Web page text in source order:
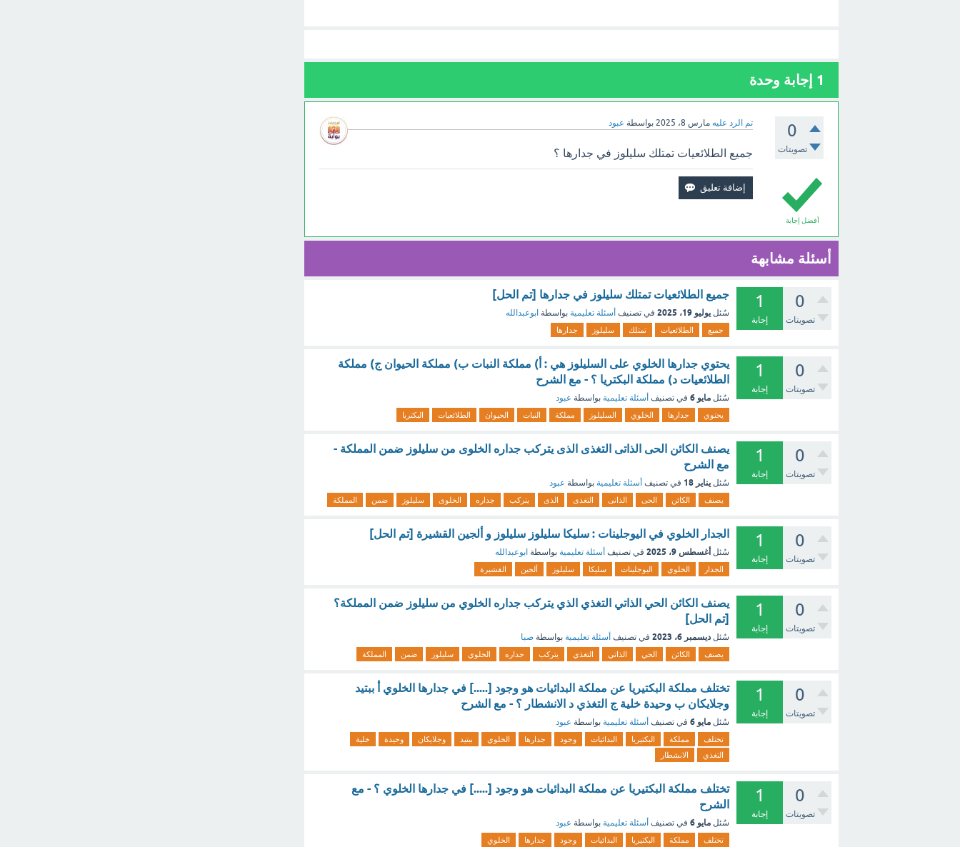
1 إجابة وحدة
0
تصويتات
تم الرد عليه مارس 8، 2025 بواسطة عبود
أفضل إجابة
جميع الطلائعيات تمتلك سليلوز في جدارها ؟
أسئلة مشابهة
0
تصويتات
1
إجابة
جميع الطلائعيات تمتلك سليلوز في جدارها [تم الحل]
سُئل يوليو 19، 2025 في تصنيف أسئلة تعليمية بواسطة ابوعبدالله
جميع الطلائعيات تمتلك سليلوز جدارها
0
تصويتات
1
إجابة
يحتوي جدارها الخلوي على السليلوز هي : أ) مملكة النبات ب) مملكة الحيوان ج) مملكة
الطلائعيات د) مملكة البكتريا ؟ - مع الشرح
سُئل مايو 6 في تصنيف أسئلة تعليمية بواسطة عبود
يحتوي جدارها الخلوي السليلوز مملكة النبات الحيوان الطلائعيات البكتريا
0
تصويتات
1
إجابة
يصنف الكائن الحى الذاتى التغذى الذى يتركب جداره الخلوى من سليلوز ضمن المملكة -
مع الشرح
سُئل يناير 18 في تصنيف أسئلة تعليمية بواسطة عبود
يصنف الكائن الحى الذاتى التغذى الذى يتركب جداره الخلوى سليلوز ضمن المملكة
0
تصويتات
1
إجابة
الجدار الخلوي في اليوجلينات : سليكا سليلوز سليلوز و ألجين القشيرة [تم الحل]
سُئل أغسطس 9، 2025 في تصنيف أسئلة تعليمية بواسطة ابوعبدالله
الجدار الخلوي اليوجلينات سليكا سليلوز ألجين القشيرة
0
تصويتات
1
إجابة
يصنف الكائن الحي الذاتي التغذي الذي يتركب جداره الخلوي من سليلوز ضمن المملكة؟
[تم الحل]
سُئل ديسمبر 6، 2023 في تصنيف أسئلة تعليمية بواسطة صبا
يصنف الكائن الحي الذاتي التغذي يتركب جداره الخلوي سليلوز ضمن المملكة
0
تصويتات
1
إجابة
تختلف مملكة البكتيريا عن مملكة البدائيات هو وجود [.....] في جدارها الخلوي أ ببتيد
وجلايكان ب وحيدة خلية ج التغذي د الانشطار ؟ - مع الشرح
سُئل مايو 6 في تصنيف أسئلة تعليمية بواسطة عبود
تختلف مملكة البكتيريا البدائيات وجود جدارها الخلوي ببتيد وجلايكان وحيدة
خلية
التغذي
الانشطار
0
تصويتات
1
إجابة
تختلف مملكة البكتيريا عن مملكة البدائيات هو وجود [.....] في جدارها الخلوي ؟ - مع
الشرح
سُئل مايو 6 في تصنيف أسئلة تعليمية بواسطة عبود
تختلف مملكة البكتيريا البدائيات وجود جدارها الخلوي